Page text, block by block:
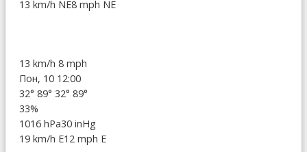
13 km/h NE8 mph NE
13 km/h 8 mph
Пон, 10 12:00
32° 89° 32° 89°
33%
1016 hPa30 inHg
19 km/h E12 mph E